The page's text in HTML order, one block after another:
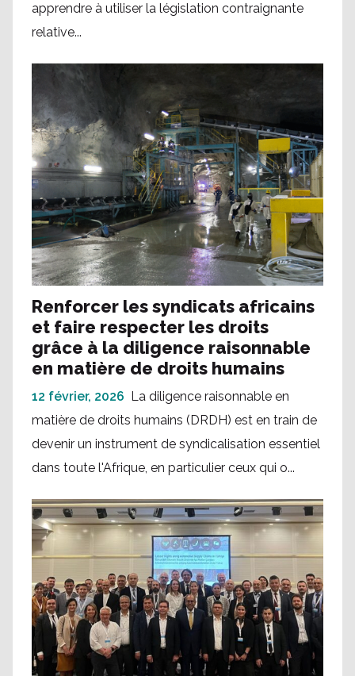
apprendre à utiliser la législation contraignante
relative...
Renforcer les syndicats africains
et faire respecter les droits
grâce à la diligence raisonnable
en matière de droits humains
12 février, 2026
La diligence raisonnable en
matière de droits humains (DRDH) est en train de
devenir un instrument de syndicalisation essentiel
dans toute l'Afrique, en particulier ceux qui o...